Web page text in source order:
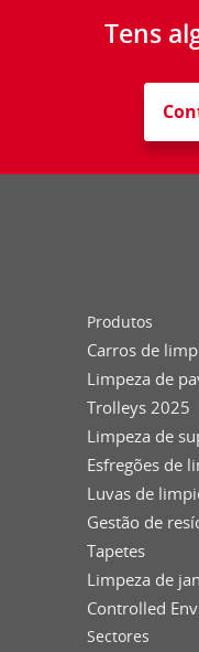
Tens
Produtos
Carros de
Limpeza de
Trolleys 2025
Limpeza de
Esfregões de
Luvas de
Gestão de
Tapetes
Limpeza de
Controlled
Sectores